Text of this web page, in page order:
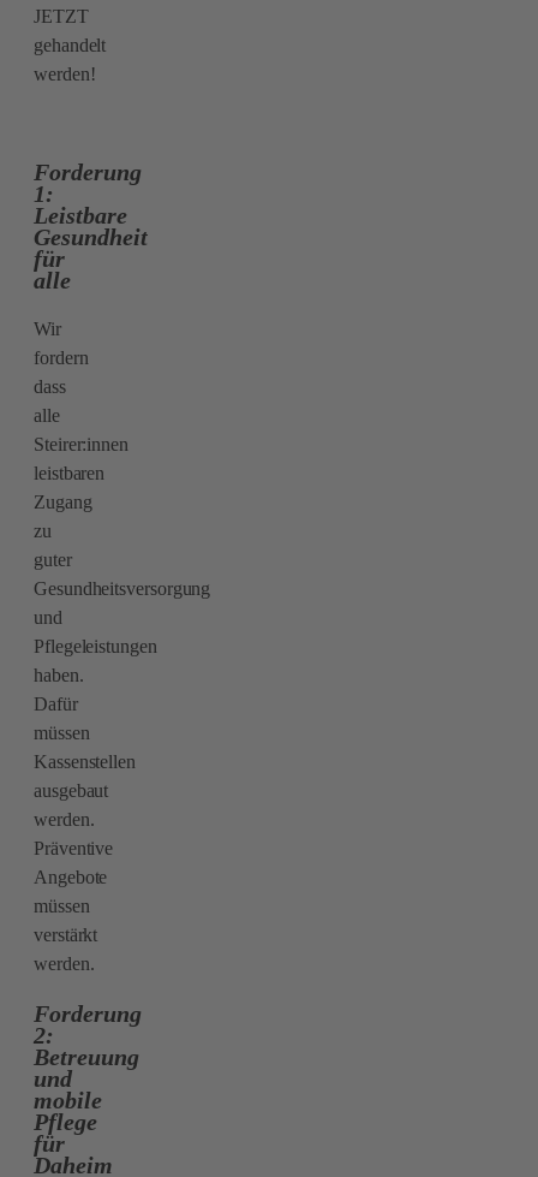
JETZT
gehandelt
werden!
Forderung
1:
Leistbare
Gesundheit
für
alle
Wir
fordern
dass
alle
Steirer:innen
leistbaren
Zugang
zu
guter
Gesundheitsversorgung
und
Pflegeleistungen
haben.
Dafür
müssen
Kassenstellen
ausgebaut
werden.
Präventive
Angebote
müssen
verstärkt
werden.
Forderung
2:
Betreuung
und
mobile
Pflege
für
Daheim